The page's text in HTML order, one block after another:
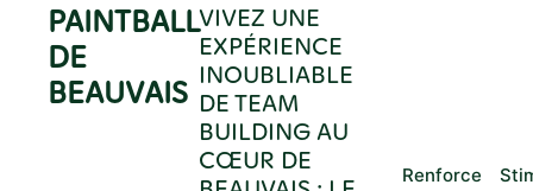
PAINTBALL
DE
BEAUVAIS
VIVEZ UNE
EXPÉRIENCE
INOUBLIABLE
DE TEAM
BUILDING AU
CŒUR DE
Renforce